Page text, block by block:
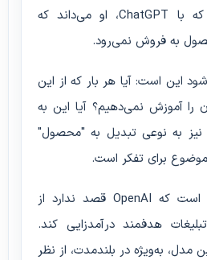
دهند. آلتمن می‌گوید که با ChatGPT، او می‌داند که
به فروش نمی‌رود.
این است: آیا هر بار که از این
را آموزش نمی‌دهیم؟ آیا این به
به نوعی تبدیل به "محصول"
برای تفکر است.
آنچه واضح است، این است که OpenAI قصد ندارد از
هدفمند درآمدزایی کند.
به‌ویژه در بلندمدت، از نظر